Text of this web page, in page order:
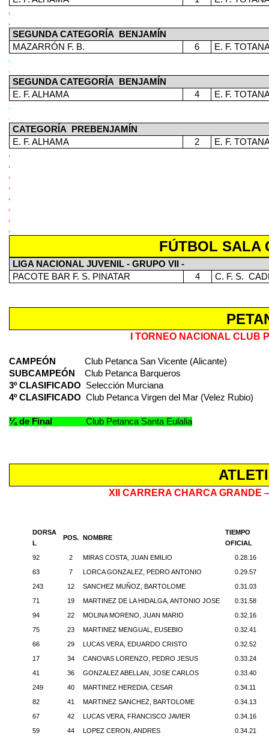
SEGUNDA CATEGORÍA
BENJAMÍN
MAZARRÓN F. B.
6 E. F.
SEGUNDA CATEGORÍA
BENJAMÍN
E. F. ALHAMA
4 E. F.
CATEGORÍA
PREBENJAMÍN
E. F. ALHAMA
2 E. F.
FÚTBOL SALA
LIGA NACIONAL JUVENIL - GRUPO VII -
PACOTE BAR F. S. PINATAR
4 C. F. S.
I TORNEO NACIONAL CLUB
CAMPEÓN
Club Petanca San Vicente (Alicante)
SUBCAMPEÓN
Club Petanca Barqueros
3º CLASIFICADO
Selección Murciana
4º CLASIFICADO Club Petanca Virgen del Mar (Velez Rubio)
¼ de Final Club Petanca Santa Eulalia
XII CARRERA CHARCA GRANDE
DORSA
L
POS. NOMBRE
TIEMPO
OFICIAL
92
2 MIRAS COSTA, JUAN EMILIO
0.28.16
63
7 LORCA GONZALEZ, PEDRO ANTONIO
0.29.57
243
12 SANCHEZ MUÑOZ, BARTOLOME
0.31.03
71
19 MARTINEZ DE LA HIDALGA, ANTONIO JOSE
0.31.58
94
22 MOLINA MORENO, JUAN MARIO
0.32.16
75
23 MARTINEZ MENGUAL, EUSEBIO
0.32.41
66
29 LUCAS VERA, EDUARDO CRISTO
0.32.52
17
34 CANOVAS LORENZO, PEDRO JESUS
0.33.24
41
36 GONZALEZ ABELLAN, JOSE CARLOS
0.33.40
249
40 MARTINEZ HEREDIA, CESAR
0.34.11
82
41 MARTINEZ SANCHEZ, BARTOLOME
0.34.13
67
42 LUCAS VERA, FRANCISCO JAVIER
0.34.16
59
44 LOPEZ CERON, ANDRES
0.34.21